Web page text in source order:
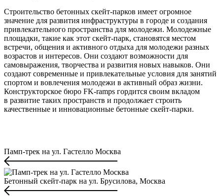
Строительство бетонных скейт-парков имеет огромное
значение для развития инфраструктуры в городе и создания
привлекательного пространства для молодежи. Молодежные
площадки, такие как этот скейт-парк, становятся местом
встречи, общения и активного отдыха для молодежи разных
возрастов и интересов. Они создают возможности для
самовыражения, творчества и развития новых навыков. Они
создают современные и привлекательные условия для занятий
спортом и вовлечения молодежи в активный образ жизни.
Конструкторское бюро FK-ramps гордится своим вкладом
в развитие таких пространств и продолжает строить
качественные и инновационные бетонные скейт-парки.
Памп-трек на ул. Гастелло Москва
Бетонный скейт-парк на ул. Брусилова, Москва